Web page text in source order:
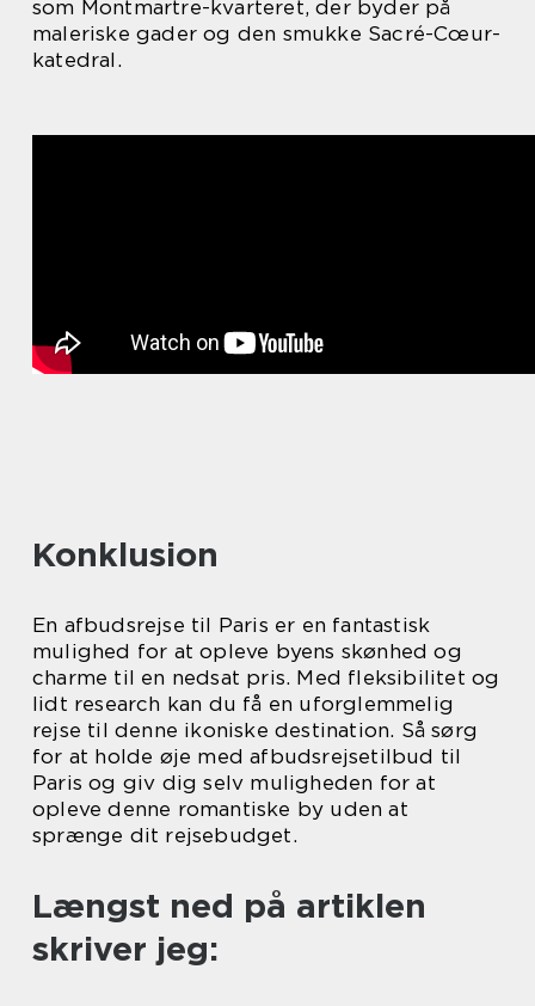
som Montmartre-kvarteret, der byder på
maleriske gader og den smukke Sacré-Cœur-
katedral.
Konklusion
En afbudsrejse til Paris er en fantastisk
mulighed for at opleve byens skønhed og
charme til en nedsat pris. Med fleksibilitet og
lidt research kan du få en uforglemmelig
rejse til denne ikoniske destination. Så sørg
for at holde øje med afbudsrejsetilbud til
Paris og giv dig selv muligheden for at
opleve denne romantiske by uden at
sprænge dit rejsebudget.
Længst ned på artiklen
skriver jeg: